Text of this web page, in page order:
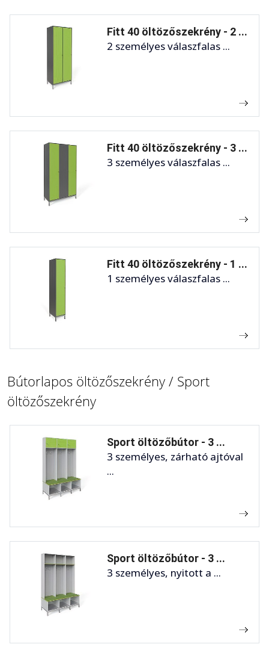
Fitt 40 öltözőszekrény - 2 ...
2 személyes válaszfalas ...
Fitt 40 öltözőszekrény - 3 ...
3 személyes válaszfalas ...
Fitt 40 öltözőszekrény - 1 ...
1 személyes válaszfalas ...
Bútorlapos öltözőszekrény / Sport
öltözőszekrény
Sport öltözőbútor - 3 ...
3 személyes, zárható ajtóval
...
Sport öltözőbútor - 3 ...
3 személyes, nyitott a ...